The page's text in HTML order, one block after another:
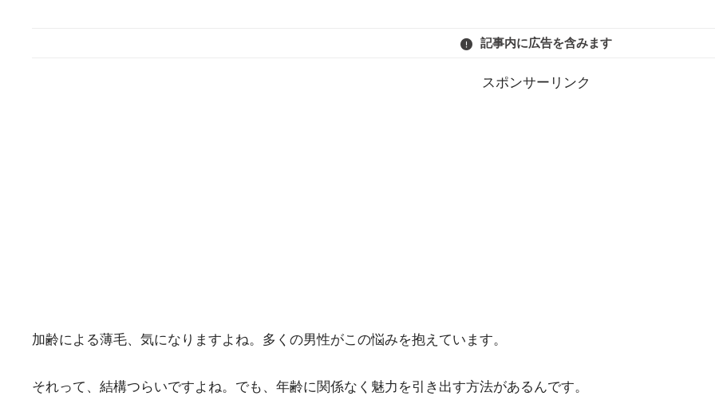
記事内に広告を含みます
スポンサーリンク
加齢による薄毛、気になりますよね。多くの男性がこの悩みを抱えています。
それって、結構つらいですよね。でも、年齢に関係なく魅力を引き出す方法があるんです。